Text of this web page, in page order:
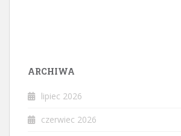
ARCHIWA
lipiec 2026
czerwiec 2026